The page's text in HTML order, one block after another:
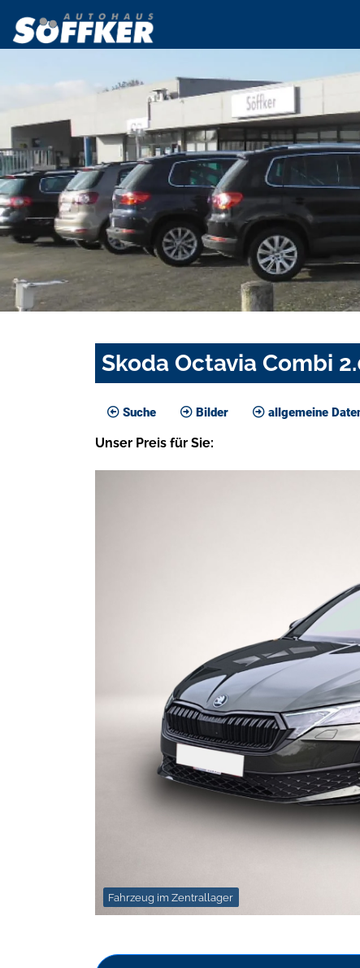
Skoda Octavia Combi
Suche Bilder allgemeine
Unser Preis für Sie:
Fahrzeug im Zentrallager